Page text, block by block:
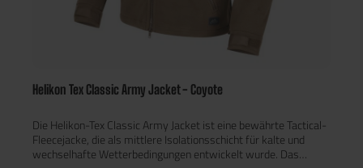
Helikon Tex Classic Army Jacket - Coyote
Die Helikon-Tex Classic Army Jacket ist eine bewährte Tactical-
Fleecejacke, die als mittlere Isolationsschicht für kalte und
wechselhafte Wetterbedingungen entwickelt wurde. Das